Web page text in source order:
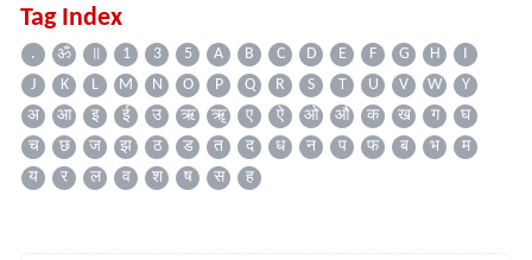
Tag Index
. ॐ ॥ 1 3 5 A B C D E F G H
I
J
K L M N O P Q R S T U V W
Y
अ
आ इ ई उ ऋ ॠ ए ऐ ओ औ क ख ग
घ
च
छ ज झ ठ ड त द ध न प फ ब भ
म
य
र ल व श ष स ह